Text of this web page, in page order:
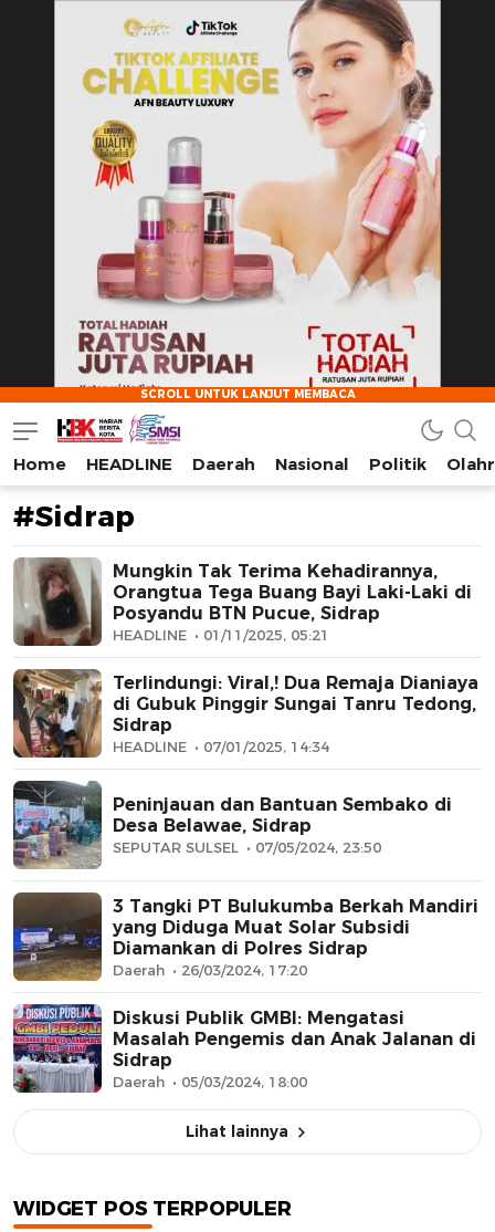
AFN BEAUTY LUXURY
HarianBeritaKota
Mengabarkan Setiap Detil, Sudut, dan Cerita Kota
Home HEADLINE Daerah Nasional Politik
#Sidrap
Mungkin Tak Terima Kehadirannya,
Orangtua Tega Buang Bayi Laki-Laki di
Posyandu BTN Pucue, Sidrap
HEADLINE 01/11/2025, 05:21
Terlindungi: Viral,! Dua Remaja Dianiaya
di Gubuk Pinggir Sungai Tanru Tedong,
Sidrap
HEADLINE 07/01/2025, 14:34
Peninjauan dan Bantuan Sembako di
Desa Belawae, Sidrap
SEPUTAR SULSEL 07/05/2024, 23:50
3 Tangki PT Bulukumba Berkah Mandiri
yang Diduga Muat Solar Subsidi
Diamankan di Polres Sidrap
Daerah 26/03/2024, 17:20
Diskusi Publik GMBI: Mengatasi
Masalah Pengemis dan Anak Jalanan di
Sidrap
Daerah 05/03/2024, 18:00
Lihat lainnya
WIDGET POS TERPOPULER